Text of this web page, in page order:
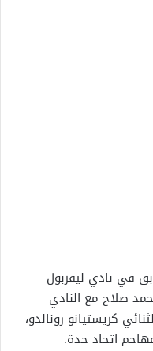
في نادي ليفربول
صلاح مع النادي
كريستيانو رونالدو،
اتحاد جدة.